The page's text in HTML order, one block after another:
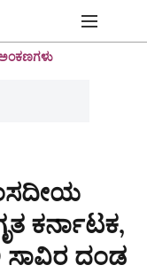
ಕರ್ನಾಟಕ,
ಸಾವಿರ ದಂಡ